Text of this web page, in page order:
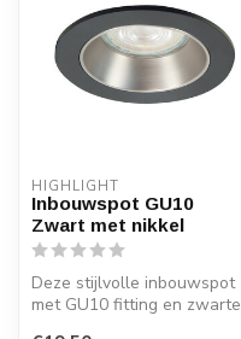
HIGHLIGHT
Inbouwspot GU10
Zwart met nikkel
Deze stijlvolle inbouwspot
met GU10 fitting en zwarte